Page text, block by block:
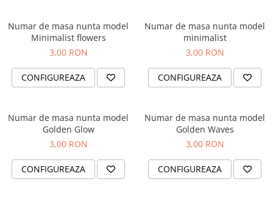
Brelocuri din Inox
Brelocuri de Lemn
Cercei din lemn
Accesorii de Bucatarie
Tocatoare Personalizate
Suporturi de Pahare
Ustensile de bucatarie
Numar de masa nunta model
Minimalist flowers
3,00 RON
CONFIGUREAZA
Numar de masa nunta model
minimalist
3,00 RON
CONFIGUREAZA
Numar de masa nunta model
Golden Glow
3,00 RON
CONFIGUREAZA
Numar de masa nunta model
Golden Waves
3,00 RON
CONFIGUREAZA